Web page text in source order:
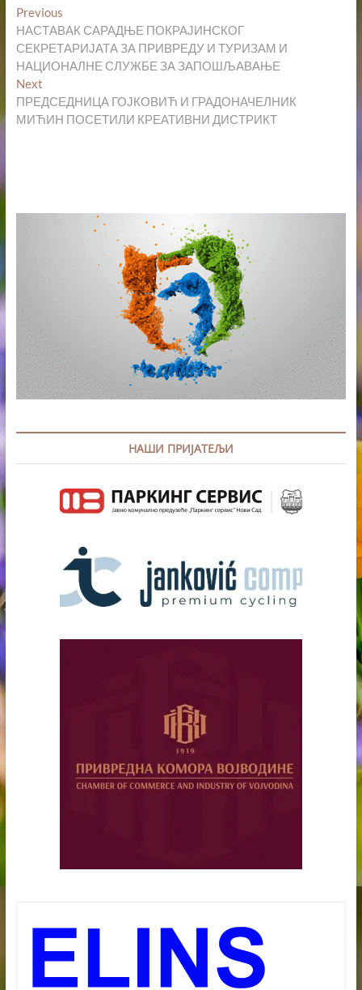
Кретање
чланка
PreviousPrevious
post:
НАСТАВАК САРАДЊЕ ПОКРАЈИНСКОГ
СЕКРЕТАРИЈАТА ЗА ПРИВРЕДУ И ТУРИЗАМ И
НАЦИОНАЛНЕ СЛУЖБЕ ЗА ЗАПОШЉАВАЊЕ
NextNext
post:
ПРЕДСЕДНИЦА ГОЈКОВИЋ И ГРАДОНАЧЕЛНИК
МИЋИН ПОСЕТИЛИ КРЕАТИВНИ ДИСТРИКТ
НАШИ ПРИЈАТЕЉИ